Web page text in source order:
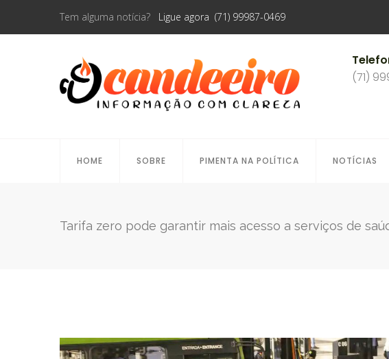
Tem alguma notícia? Ligue agora (71) 99987-0469
(71)
HOME SOBRE PIMENTA NA POLÍTICA NOTÍCIAS
Tarifa zero pode garantir mais acesso a serviços de